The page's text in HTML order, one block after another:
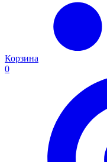
Корзина
0